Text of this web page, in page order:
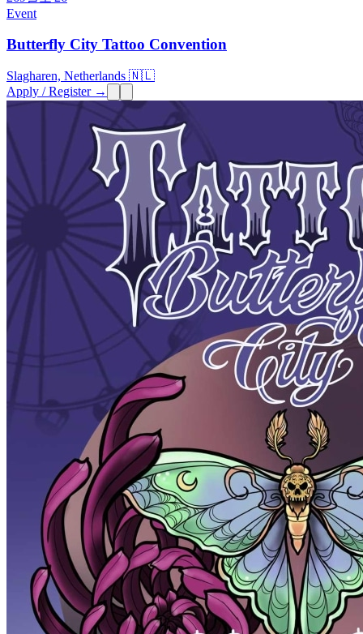
Event
Butterfly City Tattoo Convention
Slagharen, Netherlands 🇳🇱
Apply / Register →